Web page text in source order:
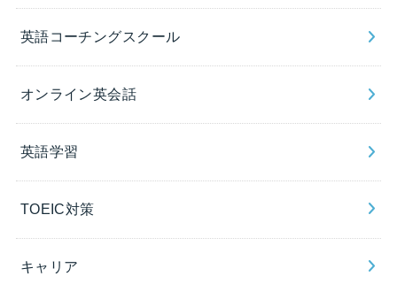
英語コーチングスクール
オンライン英会話
英語学習
TOEIC対策
キャリア